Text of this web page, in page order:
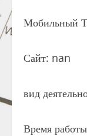
Мобильный
Сайт: nan
вид
Время